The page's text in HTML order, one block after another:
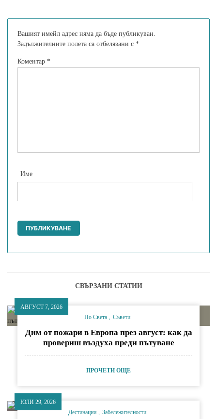
Вашият имейл адрес няма да бъде публикуван.
Задължителните полета са отбелязани с *
Коментар *
Име
СВЪРЗАНИ СТАТИИ
АВГУСТ 7, 2026
По Света
Съвети
Дим от пожари в Европа през август: как да
провериш въздуха преди пътуване
ПРОЧЕТИ ОЩЕ
ЮЛИ 29, 2026
Дестинации
Забележителности